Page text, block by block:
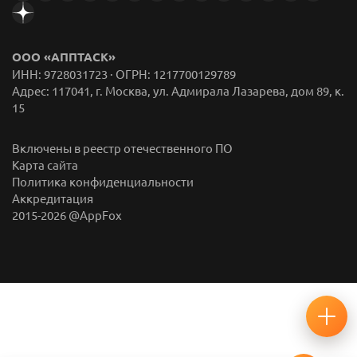
ООО «АППТАСК»
ИНН: 9728031723 · ОГРН: 1217700129789
Адрес: 117041, г. Москва, ул. Адмирала Лазарева, дом 89, к.
15
2015-2026 @AppFox
Аккредитация
Политика конфиденциальности
Карта сайта
Включены в реестр отечественного ПО